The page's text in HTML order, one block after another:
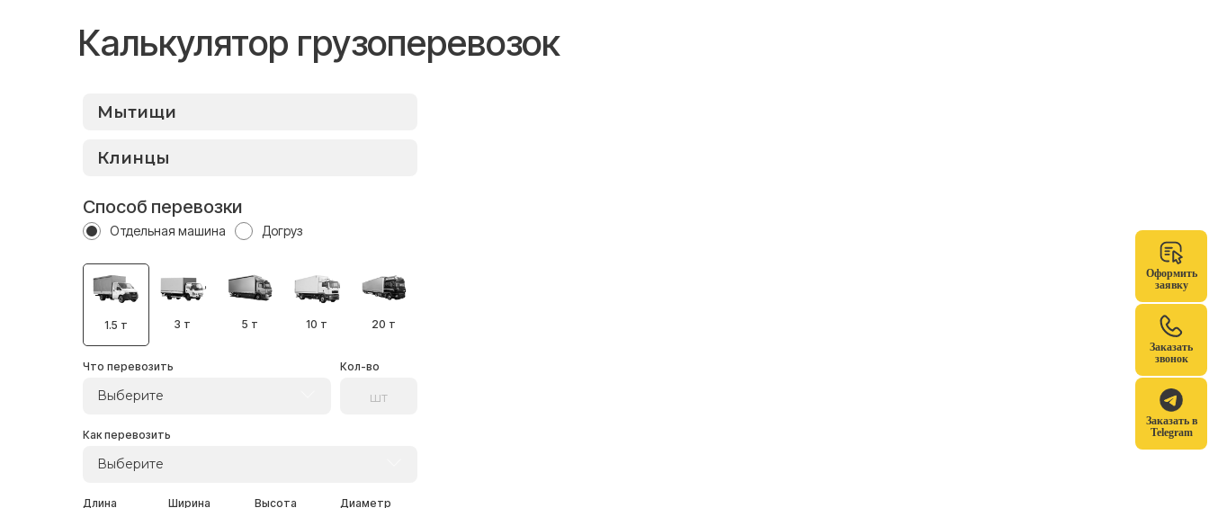
Оформить
заявку
Заказать
звонок
Заказать в
Telegram
Калькулятор грузоперевозок
Способ перевозки
Отдельная машина Догруз
1.5 т 3 т 5 т 10 т 20 т
Что перевозить
Выберите
Кол-во
Как перевозить
Выберите
Длина Ширина Высота Диаметр